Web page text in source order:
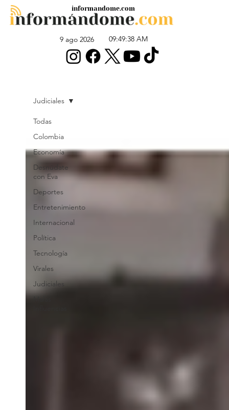
9 ago 2026 09:49:38 AM
informandome.com
Todas
Colombia
Economía
Desnúdate
con Eva
Deportes
Entretenimiento
Internacional
Política
Tecnología
Virales
Judiciales
Judiciales